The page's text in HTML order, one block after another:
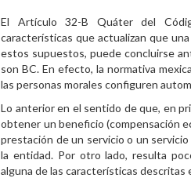
El Artículo 32-B Quáter del
características que actualizan que
estos supuestos, puede concluirse
son BC. En efecto, la normativa
las personas morales configuren
Lo anterior en el sentido de que, en
obtener un beneficio (compensación
prestación de un servicio o un
la entidad. Por otro lado, resulta
alguna de las características